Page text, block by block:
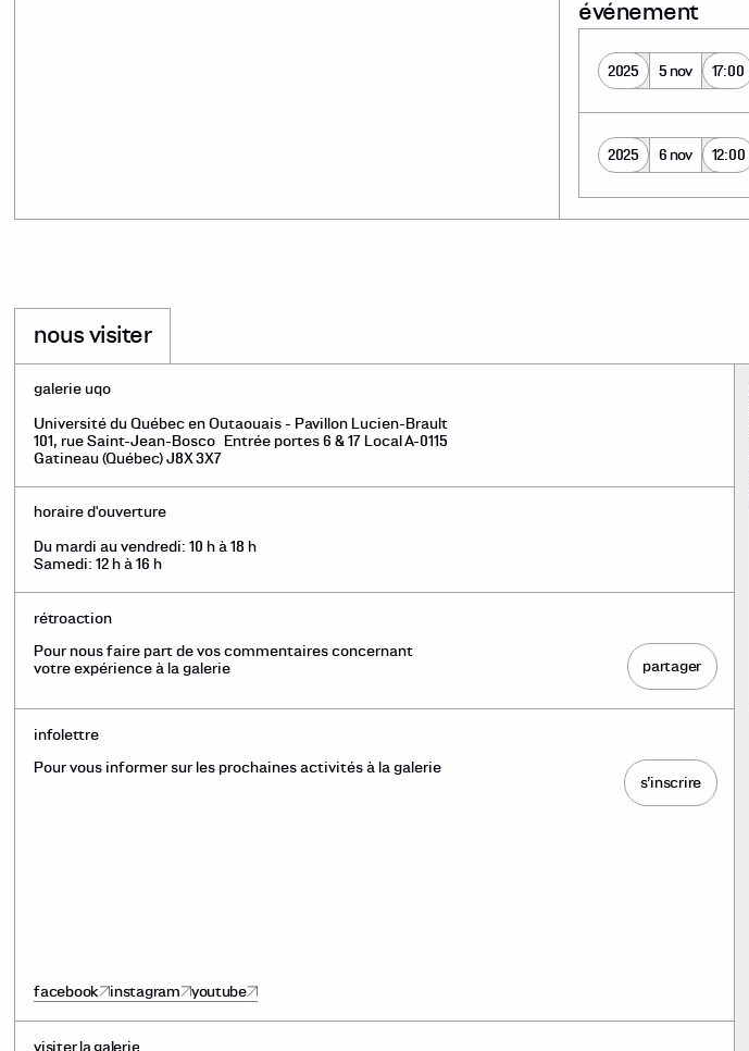
événement
2025 5 nov 17:00
2025 6 nov 12:00
nous visiter
galerie uqo
Université du Québec en Outaouais - Pavillon Lucien-Brault
101, rue Saint-Jean-Bosco Entrée portes 6 & 17 Local A-0115
Gatineau (Québec) J8X 3X7
horaire d'ouverture
Du mardi au vendredi: 10 h à 18 h
Samedi: 12 h à 16 h
rétroaction
Pour nous faire part de vos commentaires concernant
votre expérience à la galerie
partager
infolettre
Pour vous informer sur les prochaines activités à la galerie
s’inscrire
facebook instagram youtube
visiter la galerie